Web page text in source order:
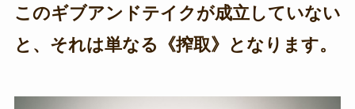
このギブアンドテイクが成立していない
と、それは単なる《搾取》となります。